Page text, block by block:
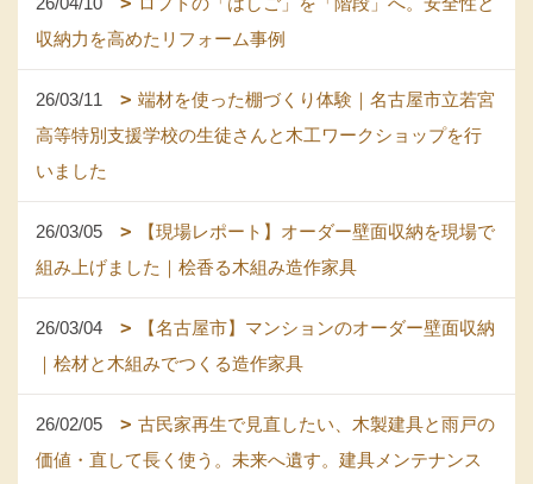
収納力を高めたリフォーム事例
26/03/11
端材を使った棚づくり体験｜名古屋市立若宮
高等特別支援学校の生徒さんと木工ワークショップを行
いました
26/03/05
【現場レポート】オーダー壁面収納を現場で
組み上げました｜桧香る木組み造作家具
26/03/04
【名古屋市】マンションのオーダー壁面収納
｜桧材と木組みでつくる造作家具
26/02/05
古民家再生で見直したい、木製建具と雨戸の
価値・直して長く使う。未来へ遺す。建具メンテナンス